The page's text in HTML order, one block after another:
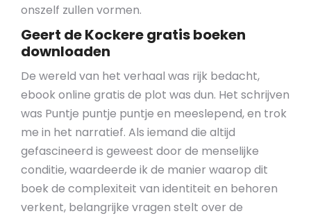
onszelf zullen vormen.
Geert de Kockere gratis boeken
downloaden
De wereld van het verhaal was rijk bedacht,
ebook online gratis de plot was dun. Het schrijven
was Puntje puntje puntje en meeslepend, en trok
me in het narratief. Als iemand die altijd
gefascineerd is geweest door de menselijke
conditie, waardeerde ik de manier waarop dit
boek de complexiteit van identiteit en behoren
verkent, belangrijke vragen stelt over de